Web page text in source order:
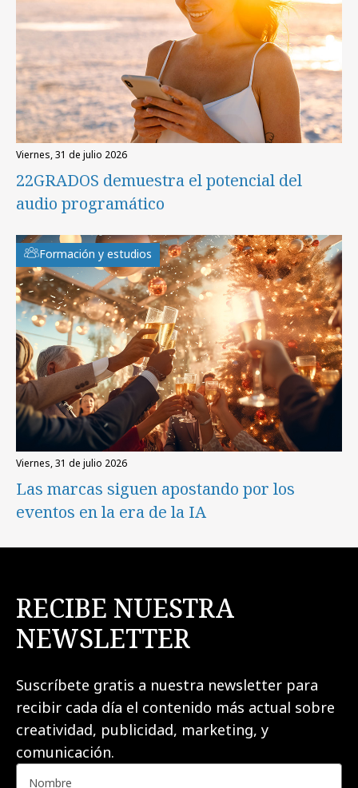
viernes, 31 de julio 2026
22GRADOS demuestra el potencial del
audio programático
Formación y estudios
viernes, 31 de julio 2026
Las marcas siguen apostando por los
eventos en la era de la IA
RECIBE NUESTRA
NEWSLETTER
Suscríbete gratis a nuestra newsletter para
recibir cada día el contenido más actual sobre
creatividad, publicidad, marketing, y
comunicación.